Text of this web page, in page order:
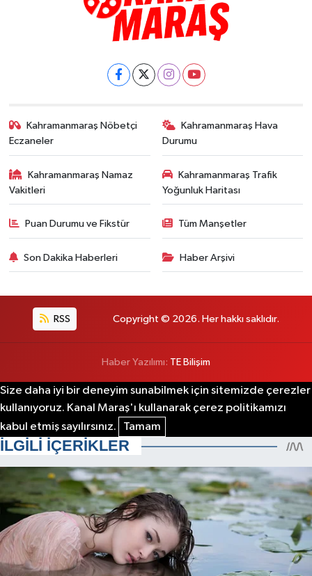
Kahramanmaraş Nöbetçi
Eczaneler
Kahramanmaraş Hava
Durumu
Kahramanmaraş Namaz
Vakitleri
Kahramanmaraş Trafik
Yoğunluk Haritası
Puan Durumu ve Fikstür Tüm Manşetler
Son Dakika Haberleri Haber Arşivi
RSS Copyright © 2026. Her hakkı saklıdır.
Haber Yazılımı: TE Bilişim
Size daha iyi bir deneyim sunabilmek için sitemizde çerezler
kullanıyoruz. Kanal Maraş'ı kullanarak çerez politikamızı
kabul etmiş sayılırsınız.
Tamam